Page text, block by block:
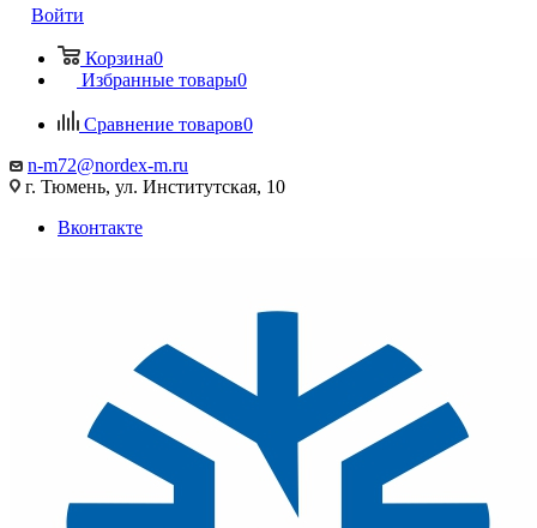
Войти
Корзина0
Избранные товары0
Сравнение товаров0
n-m72@nordex-m.ru
г. Тюмень, ул. Институтская, 10
Вконтакте